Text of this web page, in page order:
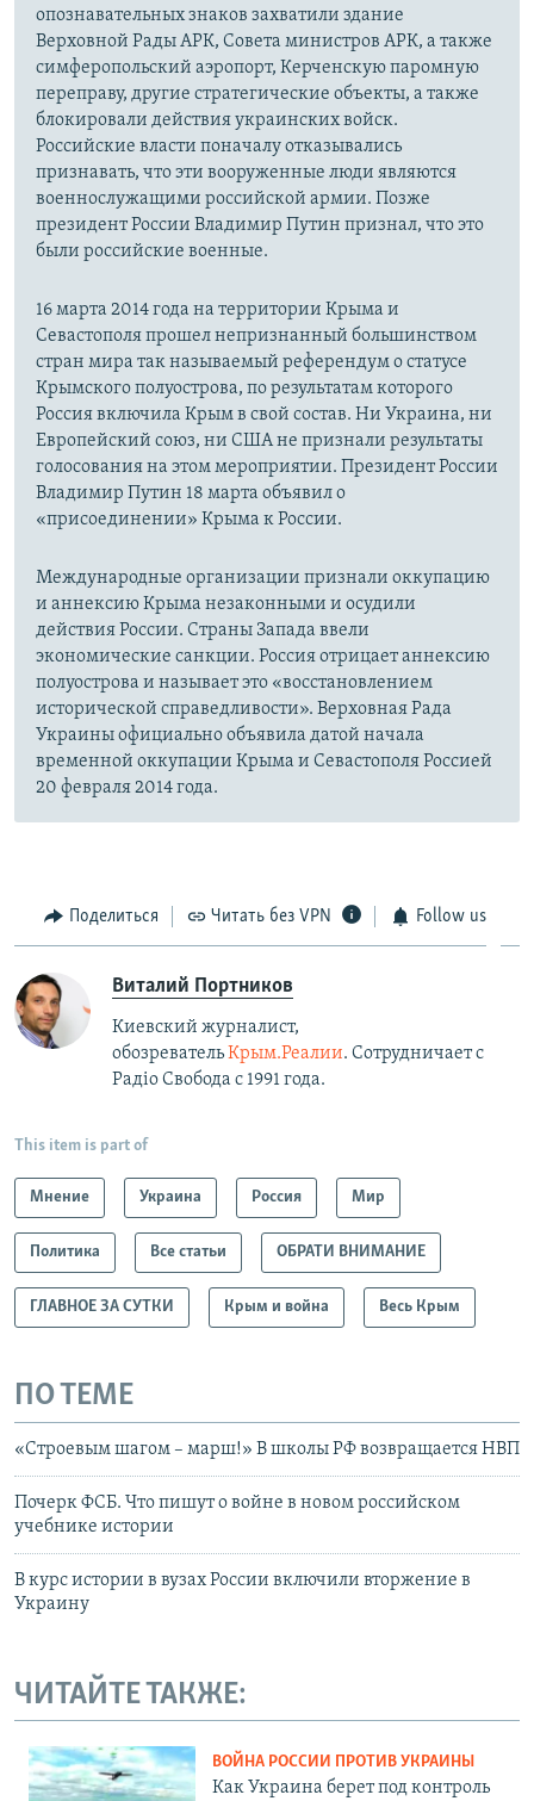
опознавательных знаков захватили здание
Верховной Рады АРК, Совета министров АРК, а также
симферопольский аэропорт, Керченскую паромную
переправу, другие стратегические объекты, а также
блокировали действия украинских войск.
Российские власти поначалу отказывались
признавать, что эти вооруженные люди являются
военнослужащими российской армии. Позже
президент России Владимир Путин признал, что это
были российские военные.
16 марта 2014 года на территории Крыма и
Севастополя прошел непризнанный большинством
стран мира так называемый референдум о статусе
Крымского полуострова, по результатам которого
Россия включила Крым в свой состав. Ни Украина, ни
Европейский союз, ни США не признали результаты
голосования на этом мероприятии. Президент России
Владимир Путин 18 марта объявил о
«присоединении» Крыма к России.
Международные организации признали оккупацию
и аннексию Крыма незаконными и осудили
действия России. Страны Запада ввели
экономические санкции. Россия отрицает аннексию
полуострова и называет это «восстановлением
исторической справедливости». Верховная Рада
Украины официально объявила датой начала
временной оккупации Крыма и Севастополя Россией
20 февраля 2014 года.
Поделиться Читать без VPN Follow us
Виталий Портников
Киевский журналист,
обозревательКрым.Реалии. Сотрудничает с
Радiо Свобода с 1991 года.
This item is part of
Мнение Украина Россия Мир
Политика Все статьи ОБРАТИ ВНИМАНИЕ
ГЛАВНОЕ ЗА СУТКИ Крым и война Весь Крым
ПО ТЕМЕ
«Строевым шагом – марш!» В школы РФ возвращается НВП
Почерк ФСБ. Что пишут о войне в новом российском
учебнике истории
В курс истории в вузах России включили вторжение в
Украину
ЧИТАЙТЕ ТАКЖЕ:
ВОЙНА РОССИИ ПРОТИВ УКРАИНЫ
Как Украина берет под контроль